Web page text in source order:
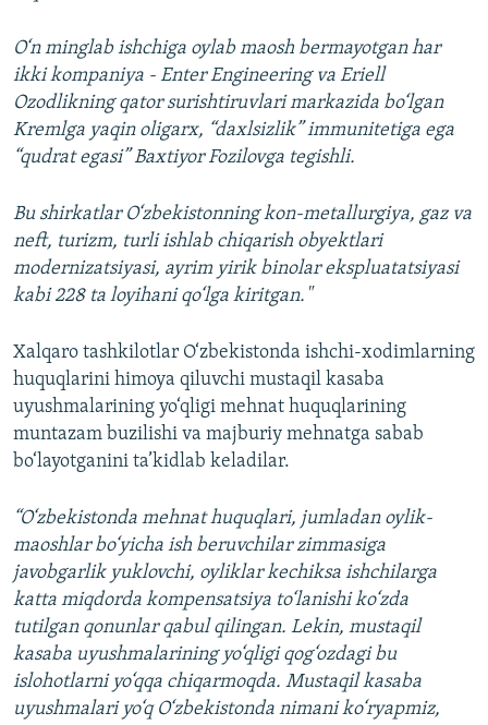
O‘n minglab ishchiga oylab maosh bermayotgan har
ikki kompaniya - Enter Engineering va Eriell
Ozodlikning qator surishtiruvlari markazida bo‘lgan
Kremlga yaqin oligarx, “daxlsizlik” immunitetiga ega
“qudrat egasi” Baxtiyor Fozilovga tegishli.
Bu shirkatlar O‘zbekistonning kon-metallurgiya, gaz va
neft, turizm, turli ishlab chiqarish obyektlari
modernizatsiyasi, ayrim yirik binolar ekspluatatsiyasi
kabi 228 ta loyihani qo‘lga kiritgan."
Xalqaro tashkilotlar O‘zbekistonda ishchi-xodimlarning
huquqlarini himoya qiluvchi mustaqil kasaba
uyushmalarining yo‘qligi mehnat huquqlarining
muntazam buzilishi va majburiy mehnatga sabab
bo‘layotganini ta’kidlab keladilar.
“O‘zbekistonda mehnat huquqlari, jumladan oylik-
maoshlar bo‘yicha ish beruvchilar zimmasiga
javobgarlik yuklovchi, oyliklar kechiksa ishchilarga
katta miqdorda kompensatsiya to‘lanishi ko‘zda
tutilgan qonunlar qabul qilingan. Lekin, mustaqil
kasaba uyushmalarining yo‘qligi qog‘ozdagi bu
islohotlarni yo‘qqa chiqarmoqda. Mustaqil kasaba
uyushmalari yo‘q O‘zbekistonda nimani ko‘ryapmiz,